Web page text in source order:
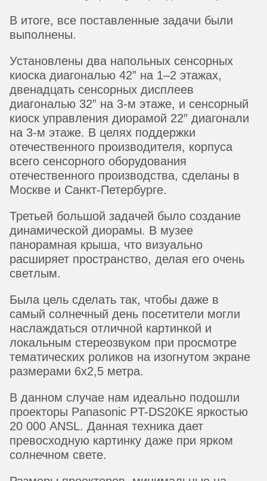
В итоге, все поставленные задачи были
выполнены.
Установлены два напольных сенсорных
киоска диагональю 42” на 1–2 этажах,
двенадцать сенсорных дисплеев
диагональю 32” на 3-м этаже, и сенсорный
киоск управления диорамой 22” диагонали
на 3-м этаже. В целях поддержки
отечественного производителя, корпуса
всего сенсорного оборудования
отечественного производства, сделаны в
Москве и Санкт-Петербурге.
Третьей большой задачей было создание
динамической диорамы. В музее
панорамная крыша, что визуально
расширяет пространство, делая его очень
светлым.
Была цель сделать так, чтобы даже в
самый солнечный день посетители могли
наслаждаться отличной картинкой и
локальным стереозвуком при просмотре
тематических роликов на изогнутом экране
размерами 6х2,5 метра.
В данном случае нам идеально подошли
проекторы Panasonic PT-DS20KE яркостью
20 000 ANSL. Данная техника дает
превосходную картинку даже при ярком
солнечном свете.